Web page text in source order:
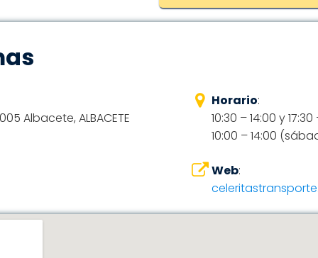
Albacete, ALBACETE
Horario:
10:30 – 14:00 y
10:00 – 14:00
Web: